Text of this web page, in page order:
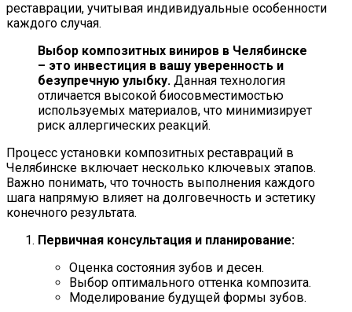
реставрации, учитывая индивидуальные особенности
каждого случая.
Выбор композитных виниров в Челябинске
– это инвестиция в вашу уверенность и
безупречную улыбку. Данная технология
отличается высокой биосовместимостью
используемых материалов, что минимизирует
риск аллергических реакций.
Процесс установки композитных реставраций в
Челябинске включает несколько ключевых этапов.
Важно понимать, что точность выполнения каждого
шага напрямую влияет на долговечность и эстетику
конечного результата.
Первичная консультация и планирование:
Оценка состояния зубов и десен.
Выбор оптимального оттенка композита.
Моделирование будущей формы зубов.